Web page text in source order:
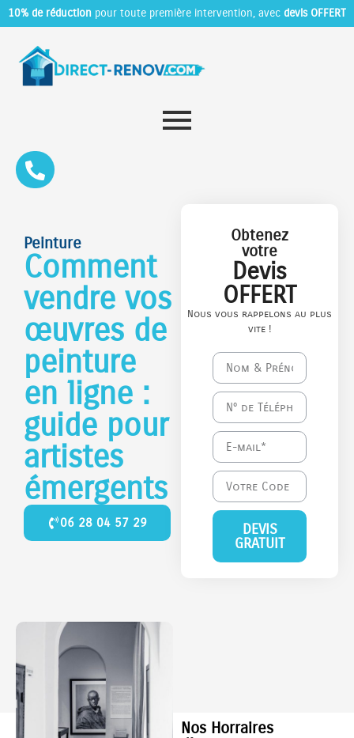
10% de réduction pour toute première intervention, avec devis OFFERT
Peinture
Comment
vendre vos
œuvres de
peinture
en ligne :
guide pour
artistes
émergents
06 28 04 57 29
Obtenez
votre
Devis
OFFERT
Nous vous rappelons au plus
vite !
DEVIS
GRATUIT
Nos Horraires